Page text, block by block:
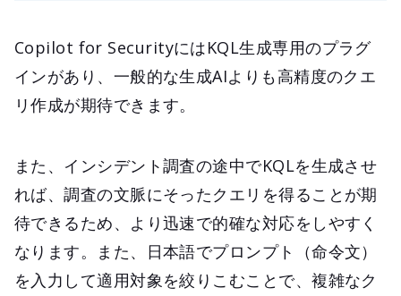
Copilot for SecurityにはKQL生成専用のプラグ
インがあり、一般的な生成AIよりも高精度のクエ
リ作成が期待できます。
また、インシデント調査の途中でKQLを生成させ
れば、調査の文脈にそったクエリを得ることが期
待できるため、より迅速で的確な対応をしやすく
なります。また、日本語でプロンプト（命令文）
を入力して適用対象を絞りこむことで、複雑なク